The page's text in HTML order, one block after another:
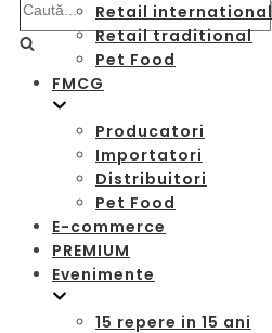
Retail international
Retail traditional
Pet Food
FMCG
Producatori
Importatori
Distribuitori
Pet Food
E-commerce
PREMIUM
Evenimente
15 repere in 15 ani